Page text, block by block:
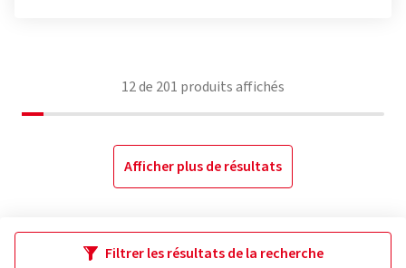
12de 201 produits affichés
Afficher plus de résultats
Filtrer les résultats de la recherche